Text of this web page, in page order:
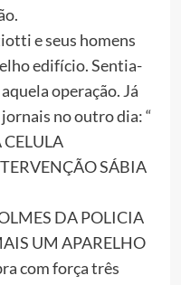
e seus homens
edifício. Sentia-
operação. Já
no outro dia: “
SÁBIA
DA POLICIA
UM APARELHO
com força três